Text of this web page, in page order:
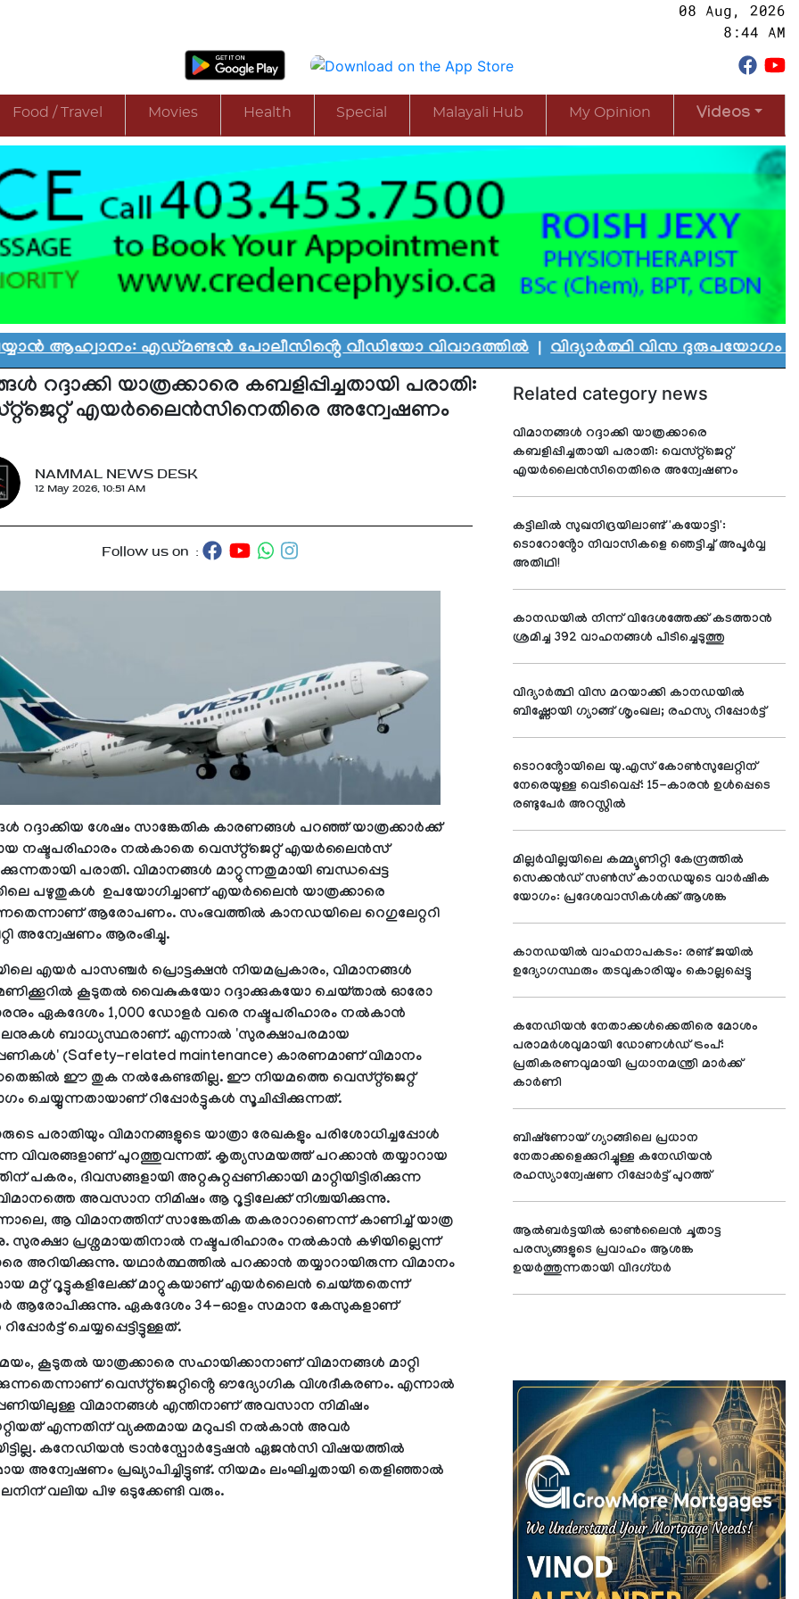
08 Aug, 2026
8:44 AM
Food / Travel Movies Health Special Malayali Hub My Opinion Videos
എഡ്മണ്ടൻ പോലീസിൻ്റെ വീഡിയോ വിവാദത്തിൽ|വിദ്യാർത്ഥി വിസ ദുരുപയോഗം ചെയ്ത്
റദ്ദാക്കി യാത്രക്കാരെ കബളിപ്പിച്ചതായി പരാതി:
എയർലൈൻസിനെതിരെ അന്വേഷണം
NAMMAL NEWS DESK
12 May 2026, 10:51 AM
Follow us on :
റദ്ദാക്കിയ ശേഷം സാങ്കേതിക കാരണങ്ങൾ പറഞ്ഞ് യാത്രക്കാർക്ക്
നഷ്ടപരിഹാരം നൽകാതെ വെസ്റ്റ്‌ജെറ്റ് എയർലൈൻസ്
പരാതി. വിമാനങ്ങൾ മാറ്റുന്നതുമായി ബന്ധപ്പെട്ട
പഴുതുകൾ ഉപയോഗിച്ചാണ് എയർലൈൻ യാത്രക്കാരെ
ആരോപണം. സംഭവത്തിൽ കാനഡയിലെ റെഗുലേറ്ററി
അന്വേഷണം ആരംഭിച്ചു.
എയർ പാസഞ്ചർ പ്രൊട്ടക്ഷൻ നിയമപ്രകാരം, വിമാനങ്ങൾ
കൂടുതൽ വൈകുകയോ റദ്ദാക്കുകയോ ചെയ്താൽ ഓരോ
ഏകദേശം 1,000 ഡോളർ വരെ നഷ്ടപരിഹാരം നൽകാൻ
ബാധ്യസ്ഥരാണ്. എന്നാൽ 'സുരക്ഷാപരമായ
(Safety-related maintenance) കാരണമാണ് വിമാനം
ഈ തുക നൽകേണ്ടതില്ല. ഈ നിയമത്തെ വെസ്റ്റ്‌ജെറ്റ്
ചെയ്യുന്നതായാണ് റിപ്പോർട്ടുകൾ സൂചിപ്പിക്കുന്നത്.
പരാതിയും വിമാനങ്ങളുടെ യാത്രാ രേഖകളും പരിശോധിച്ചപ്പോൾ
വിവരങ്ങളാണ് പുറത്തുവന്നത്. കൃത്യസമയത്ത് പറക്കാൻ തയ്യാറായ
പകരം, ദിവസങ്ങളായി അറ്റകുറ്റപ്പണിക്കായി മാറ്റിയിട്ടിരിക്കുന്ന
അവസാന നിമിഷം ആ റൂട്ടിലേക്ക് നിശ്ചയിക്കുന്നു.
ആ വിമാനത്തിന് സാങ്കേതിക തകരാറാണെന്ന് കാണിച്ച് യാത്ര
സുരക്ഷാ പ്രശ്നമായതിനാൽ നഷ്ടപരിഹാരം നൽകാൻ കഴിയില്ലെന്ന്
അറിയിക്കുന്നു. യഥാർത്ഥത്തിൽ പറക്കാൻ തയ്യാറായിരുന്ന വിമാനം
മറ്റ് റൂട്ടുകളിലേക്ക് മാറ്റുകയാണ് എയർലൈൻ ചെയ്തതെന്ന്
ആരോപിക്കുന്നു. ഏകദേശം 34-ഓളം സമാന കേസുകളാണ്
ചെയ്യപ്പെട്ടിട്ടുള്ളത്.
കൂടുതൽ യാത്രക്കാരെ സഹായിക്കാനാണ് വിമാനങ്ങൾ മാറ്റി
വെസ്റ്റ്‌ജെറ്റിൻ്റെ ഔദ്യോഗിക വിശദീകരണം. എന്നാൽ
വിമാനങ്ങൾ എന്തിനാണ് അവസാന നിമിഷം
എന്നതിന് വ്യക്തമായ മറുപടി നൽകാൻ അവർ
കനേഡിയൻ ട്രാൻസ്പോർട്ടേഷൻ ഏജൻസി വിഷയത്തിൽ
അന്വേഷണം പ്രഖ്യാപിച്ചിട്ടുണ്ട്. നിയമം ലംഘിച്ചതായി തെളിഞ്ഞാൽ
വലിയ പിഴ ഒടുക്കേണ്ടി വരും.
Related category news
വിമാനങ്ങൾ റദ്ദാക്കി യാത്രക്കാരെ
കബളിപ്പിച്ചതായി പരാതി: വെസ്റ്റ്‌ജെറ്റ്
എയർലൈൻസിനെതിരെ അന്വേഷണം
കട്ടിലിൽ സുഖനിദ്രയിലാണ്ട് 'കയോട്ടി':
ടൊറോൻ്റോ നിവാസികളെ ഞെട്ടിച്ച് അപൂർവ്വ
അതിഥി!
കാനഡയിൽ നിന്ന് വിദേശത്തേക്ക് കടത്താൻ
ശ്രമിച്ച 392 വാഹനങ്ങൾ പിടിച്ചെടുത്തു
വിദ്യാര്‍ത്ഥി വിസ മറയാക്കി കാനഡയില്‍
ബിഷ്ണോയി ഗ്യാങ്ങ് ശൃംഖല; രഹസ്യ റിപ്പോര്‍ട്ട്
ടൊറൻ്റോയിലെ യു.എസ് കോൺസുലേറ്റിന്
നേരെയുള്ള വെടിവെപ്പ്: 15-കാരൻ ഉൾപ്പെടെ
രണ്ടുപേർ അറസ്റ്റിൽ
മില്ലർവില്ലയിലെ കമ്മ്യൂണിറ്റി കേന്ദ്രത്തിൽ
സെക്കൻഡ് സൺസ് കാനഡയുടെ വാർഷിക
യോഗം: പ്രദേശവാസികൾക്ക് ആശങ്ക
കാനഡയിൽ വാഹനാപകടം: രണ്ട് ജയിൽ
ഉദ്യോഗസ്ഥരും തടവുകാരിയും കൊല്ലപ്പെട്ടു
കനേഡിയൻ നേതാക്കൾക്കെതിരെ മോശം
പരാമർശവുമായി ഡോണൾഡ് ട്രംപ്:
പ്രതികരണവുമായി പ്രധാനമന്ത്രി മാർക്ക്
കാർണി
ബിഷ്‌ണോയ് ഗ്യാങ്ങിലെ പ്രധാന
നേതാക്കളെക്കുറിച്ചുള്ള കനേഡിയൻ
രഹസ്യാന്വേഷണ റിപ്പോർട്ട് പുറത്ത്
ആൽബർട്ടയിൽ ഓൺലൈൻ ചൂതാട്ട
പരസ്യങ്ങളുടെ പ്രവാഹം ആശങ്ക
ഉയർത്തുന്നതായി വിദഗ്ധർ